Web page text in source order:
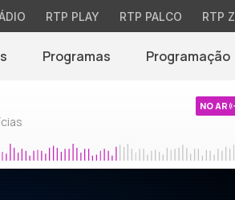
RTP PLAY RTP PALCO RTP
Programas Programação
NO AR